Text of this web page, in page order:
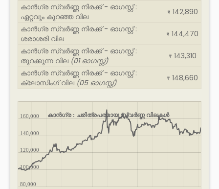
കാൻഗ്ര സ്വർണ്ണ നിരക്ക് - ഓഗസ്റ്റ് :
ഏറ്റവും കുറഞ്ഞ വില
₹ 142,890
കാൻഗ്ര സ്വർണ്ണ നിരക്ക് - ഓഗസ്റ്റ് :
ശരാശരി വില
₹ 144,470
കാൻഗ്ര സ്വർണ്ണ നിരക്ക് - ഓഗസ്റ്റ് :
തുറക്കുന്ന വില (01 ഓഗസ്റ്റ്) ₹ 143,310
കാൻഗ്ര സ്വർണ്ണ നിരക്ക് - ഓഗസ്റ്റ് :
ക്ലോസിംഗ് വില (05 ഓഗസ്റ്റ്) ₹ 148,660
കാൻഗ്ര : ചരിത്രപരമായ സ്വർണ്ണ വിലകൾ
80,000
100,000
120,000
140,000
160,000